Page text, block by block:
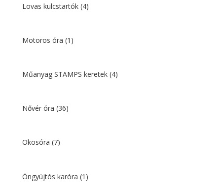
Lovas kulcstartók (4)
Motoros óra (1)
Műanyag STAMPS keretek (4)
Nővér óra (36)
Okosóra (7)
Öngyújtós karóra (1)